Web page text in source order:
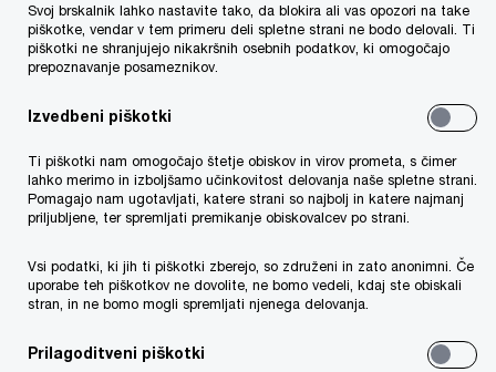
Za več informacij kliknitetukaj.
Primož Kovačič
Odgovorni partner, vodja oddelka
svetovanja, PwC Slovenia
Elektronski naslov
Damjan Ahčin
Svoj brskalnik lahko nastavite tako, da blokira ali vas opozori na take
piškotke, vendar v tem primeru deli spletne strani ne bodo delovali. Ti
piškotki ne shranjujejo nikakršnih osebnih podatkov, ki omogočajo
prepoznavanje posameznikov.
Izvedbeni piškotki
Ti piškotki nam omogočajo štetje obiskov in virov prometa, s čimer
lahko merimo in izboljšamo učinkovitost delovanja naše spletne strani.
Pomagajo nam ugotavljati, katere strani so najbolj in katere najmanj
priljubljene, ter spremljati premikanje obiskovalcev po strani.
Vsi podatki, ki jih ti piškotki zberejo, so združeni in zato anonimni. Če
uporabe teh piškotkov ne dovolite, ne bomo vedeli, kdaj ste obiskali
stran, in ne bomo mogli spremljati njenega delovanja.
Prilagoditveni piškotki